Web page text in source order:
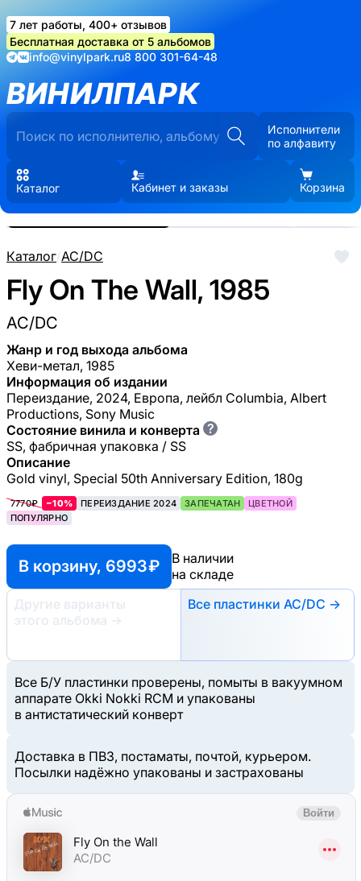
7 лет работы, 400+ отзывов
Бесплатная доставка от 5 альбомов
info@vinylpark.ru8 800 301-64-48
ВИНИЛПАРК
Исполнители
по алфавиту
Каталог Кабинет и заказы Корзина
Каталог/AC/DC
Fly On The Wall, 1985
AC/DC
Жанр и год выхода альбома
Хеви-метал, 1985
Информация об издании
Переиздание, 2024, Европа, лейбл Columbia, Albert
Productions, Sony Music
Состояние винила и конверта ?
SS, фабричная упаковка / SS
Описание
Gold vinyl, Special 50th Anniversary Edition, 180g
7770₽ −10% ПЕРЕИЗДАНИЕ 2024 ЗАПЕЧАТАН
ЦВЕТНОЙ
ПОПУЛЯРНО
В корзину, 6993 ₽
В наличии
на складе
Другие варианты
этого альбома
→
Все пластинки AC/DC →
Все Б/У пластинки проверены, помыты в вакуумном
аппарате Okki Nokki RCM и упакованы
в антистатический конверт
Доставка в ПВЗ, постаматы, почтой, курьером.
Посылки надёжно упакованы и застрахованы
Реальные фото пластинки.
Нажмите, чтобы увеличить